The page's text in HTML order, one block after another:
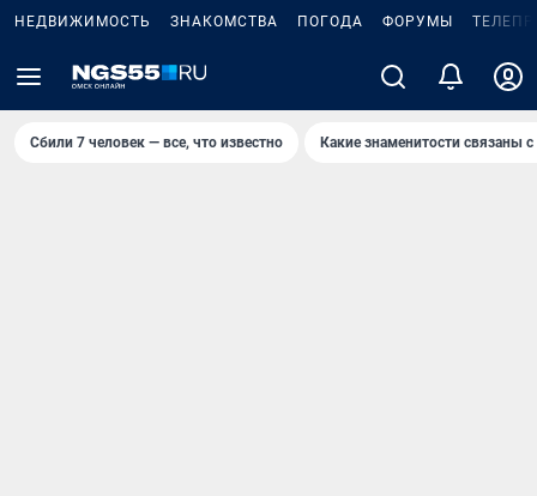
НЕДВИЖИМОСТЬ ЗНАКОМСТВА ПОГОДА ФОРУМЫ
Сбили 7 человек — все, что известно Какие знаменитости связаны